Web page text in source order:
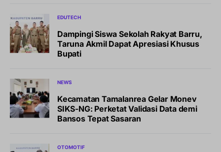
EDUTECH
Dampingi Siswa Sekolah Rakyat Barru,
Taruna Akmil Dapat Apresiasi Khusus
Bupati
NEWS
Kecamatan Tamalanrea Gelar Monev
SIKS-NG: Perketat Validasi Data demi
Bansos Tepat Sasaran
OTOMOTIF